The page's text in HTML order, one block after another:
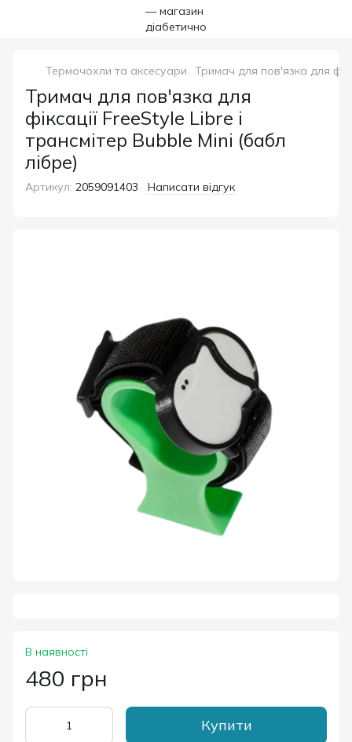
Термочохли та аксесуари Тримач для пов'язка для
Тримач для пов'язка для
фіксації FreeStyle Libre і
трансмітер Bubble Mini (бабл
лібре)
Артикул: 2059091403 Написати відгук
В наявності
480 грн
Купити